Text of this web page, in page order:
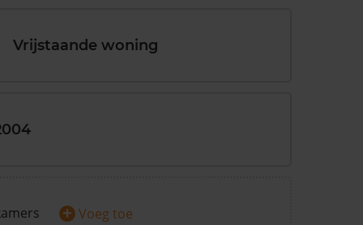
Vrijstaande woning
+ Voeg toe